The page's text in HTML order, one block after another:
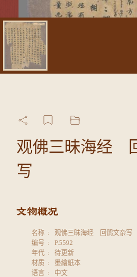
观佛三昧海经
写
名称
观佛三昧海经 回鹘文杂写
编号
P.5592
年代
待更新
材质
墨繪紙本
语言
中文